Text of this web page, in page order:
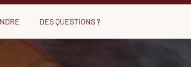
DES QUESTIONS ?